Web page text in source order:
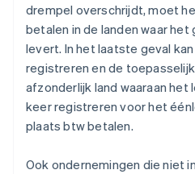
drempel overschrijdt, moet
betalen in de landen waar
levert. In het laatste geval
registreren en de
afzonderlijk land waaraan het
keer registreren voor het
plaats btw betalen.
Ook ondernemingen die niet